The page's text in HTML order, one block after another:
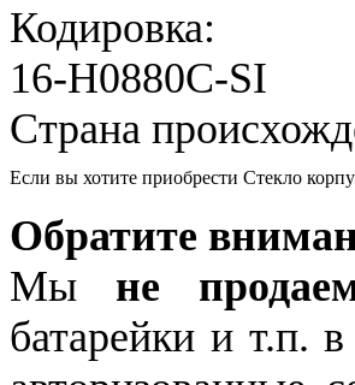
Кодировка:
16-H0880C-SI
Страна
Если вы хотите приобрести Стекло
Обратите
Мы не
батарейки и т.п.